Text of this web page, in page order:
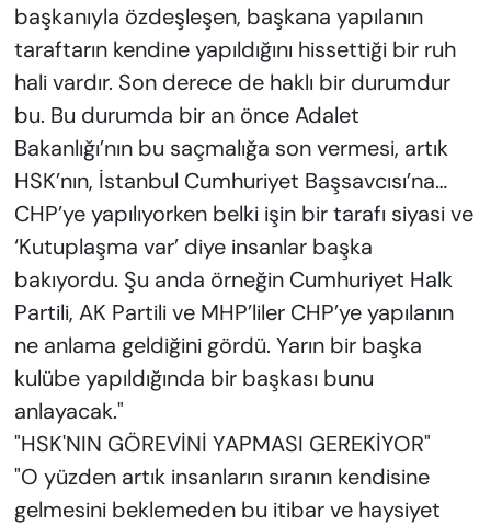
başkanıyla özdeşleşen, başkana yapılanın
taraftarın kendine yapıldığını hissettiği bir ruh
hali vardır. Son derece de haklı bir durumdur
bu. Bu durumda bir an önce Adalet
Bakanlığı’nın bu saçmalığa son vermesi, artık
HSK’nın, İstanbul Cumhuriyet Başsavcısı’na…
CHP’ye yapılıyorken belki işin bir tarafı siyasi ve
‘Kutuplaşma var’ diye insanlar başka
bakıyordu. Şu anda örneğin Cumhuriyet Halk
Partili, AK Partili ve MHP’liler CHP’ye yapılanın
ne anlama geldiğini gördü. Yarın bir başka
kulübe yapıldığında bir başkası bunu
anlayacak."
"HSK'NIN GÖREVİNİ YAPMASI GEREKİYOR"
"O yüzden artık insanların sıranın kendisine
gelmesini beklemeden bu itibar ve haysiyet